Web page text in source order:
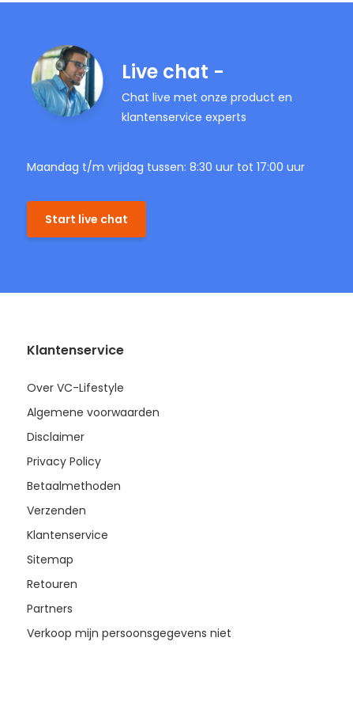
Live chat -
Chat live met onze product en
klantenservice experts
Maandag t/m vrijdag tussen: 8:30 uur tot 17:00 uur
Start live chat
Klantenservice
Over VC-Lifestyle
Algemene voorwaarden
Disclaimer
Privacy Policy
Betaalmethoden
Verzenden
Klantenservice
Sitemap
Retouren
Partners
Verkoop mijn persoonsgegevens niet